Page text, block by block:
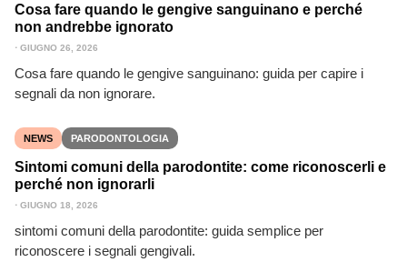
Cosa fare quando le gengive sanguinano e perché
non andrebbe ignorato
⋅ GIUGNO 26, 2026
Cosa fare quando le gengive sanguinano: guida per capire i
segnali da non ignorare.
NEWS PARODONTOLOGIA
Sintomi comuni della parodontite: come riconoscerli e
perché non ignorarli
⋅ GIUGNO 18, 2026
sintomi comuni della parodontite: guida semplice per
riconoscere i segnali gengivali.